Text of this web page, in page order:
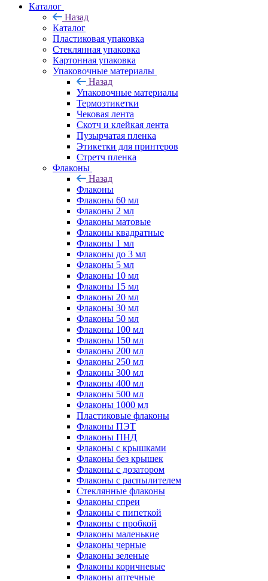
Каталог
Назад
Каталог
Пластиковая упаковка
Стеклянная упаковка
Картонная упаковка
Упаковочные материалы
Назад
Упаковочные материалы
Термоэтикетки
Чековая лента
Скотч и клейкая лента
Пузырчатая пленка
Этикетки для принтеров
Стретч пленка
Флаконы
Назад
Флаконы
Флаконы 60 мл
Флаконы 2 мл
Флаконы матовые
Флаконы квадратные
Флаконы 1 мл
Флаконы до 3 мл
Флаконы 5 мл
Флаконы 10 мл
Флаконы 15 мл
Флаконы 20 мл
Флаконы 30 мл
Флаконы 50 мл
Флаконы 100 мл
Флаконы 150 мл
Флаконы 200 мл
Флаконы 250 мл
Флаконы 300 мл
Флаконы 400 мл
Флаконы 500 мл
Флаконы 1000 мл
Пластиковые флаконы
Флаконы ПЭТ
Флаконы ПНД
Флаконы с крышками
Флаконы без крышек
Флаконы с дозатором
Флаконы с распылителем
Стеклянные флаконы
Флаконы cпреи
Флаконы с пипеткой
Флаконы с пробкой
Флаконы маленькие
Флаконы черные
Флаконы зеленые
Флаконы коричневые
Флаконы аптечные